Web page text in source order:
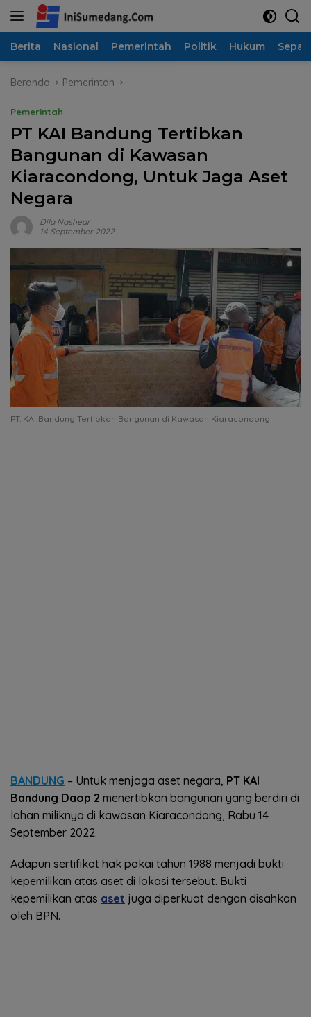
Langsung
Berita Nasional Pemerintah Politik Hukum
Beranda Pemerintah
Pemerintah
PT KAI Bandung Tertibkan
Bangunan di Kawasan
Kiaracondong, Untuk Jaga Aset
Negara
Dila Nashear
14 September 2022
PT. KAI Bandung Tertibkan Bangunan di Kawasan Kiaracondong
BANDUNG – Untuk menjaga aset negara, PT KAI
Bandung Daop 2 menertibkan bangunan yang berdiri di
lahan miliknya di kawasan Kiaracondong, Rabu 14
September 2022.
Adapun sertifikat hak pakai tahun 1988 menjadi bukti
kepemilikan atas aset di lokasi tersebut. Bukti
kepemilikan atas aset juga diperkuat dengan disahkan
oleh BPN.